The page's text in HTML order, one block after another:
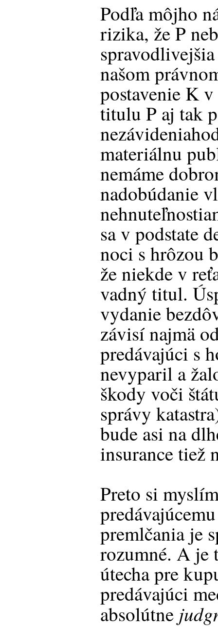
Podľa môjho
rizika, že P
našom
postavenie K
titulu P aj tak
materiálnu
nemáme
nadobúdanie
sa v podstate
noci s hrôzou
že niekde v
vadný titul.
vydanie
závisí najmä
predávajúci s
nevyparil a
škody voči
správy
bude asi na
insurance tiež
Preto si
premlčania je
rozumné. A je
útecha pre
predávajúci
absolútne